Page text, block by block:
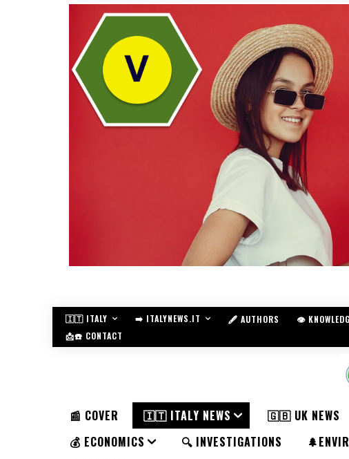
🇮🇹 ITALY ➡️ ITALYNEWS.IT 🖋️ AUTHORS 👁️
📩☎️ CONTACT
📰 COVER 🇮🇹 ITALY NEWS 🇬🇧 UK NEWS
💰 ECONOMICS
🔍 INVESTIGATIONS